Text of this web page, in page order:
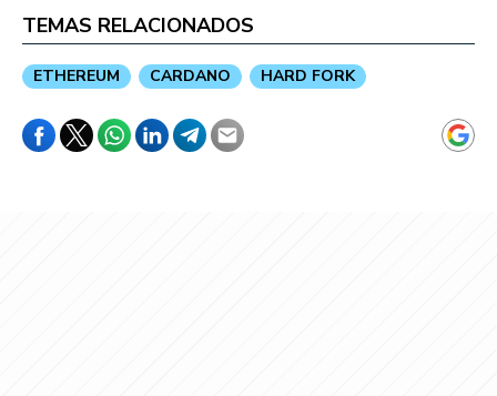
TEMAS RELACIONADOS
ETHEREUM CARDANO HARD FORK